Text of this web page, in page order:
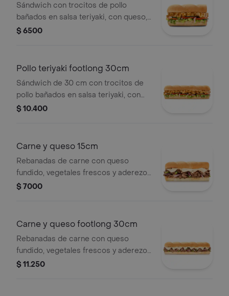
Sándwich con trocitos de pollo
bañados en salsa teriyaki, con queso,
vegetales, salsas y aderezos a
$ 6500
Pollo teriyaki footlong 30cm
Sándwich de 30 cm con trocitos de
pollo bañados en salsa teriyaki, con
queso, vegetales, salsas y aderezos a
$ 10.400
Carne y queso 15cm
Rebanadas de carne con queso
fundido, vegetales frescos y aderezos
a tu elección, sobre pan recién
$ 7000
Carne y queso footlong 30cm
Rebanadas de carne con queso
fundido, vegetales frescos y aderezos
a tu elección, sobre pan recién
$ 11.250